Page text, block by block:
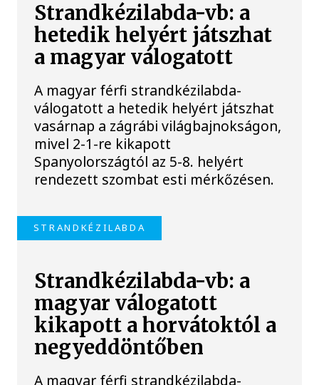
Strandkézilabda-vb: a
hetedik helyért játszhat
a magyar válogatott
A magyar férfi strandkézilabda-
válogatott a hetedik helyért játszhat
vasárnap a zágrábi világbajnokságon,
mivel 2-1-re kikapott
Spanyolországtól az 5-8. helyért
rendezett szombat esti mérkőzésen.
STRANDKÉZILABDA
Strandkézilabda-vb: a
magyar válogatott
kikapott a horvátoktól a
negyeddöntőben
A magyar férfi strandkézilabda-